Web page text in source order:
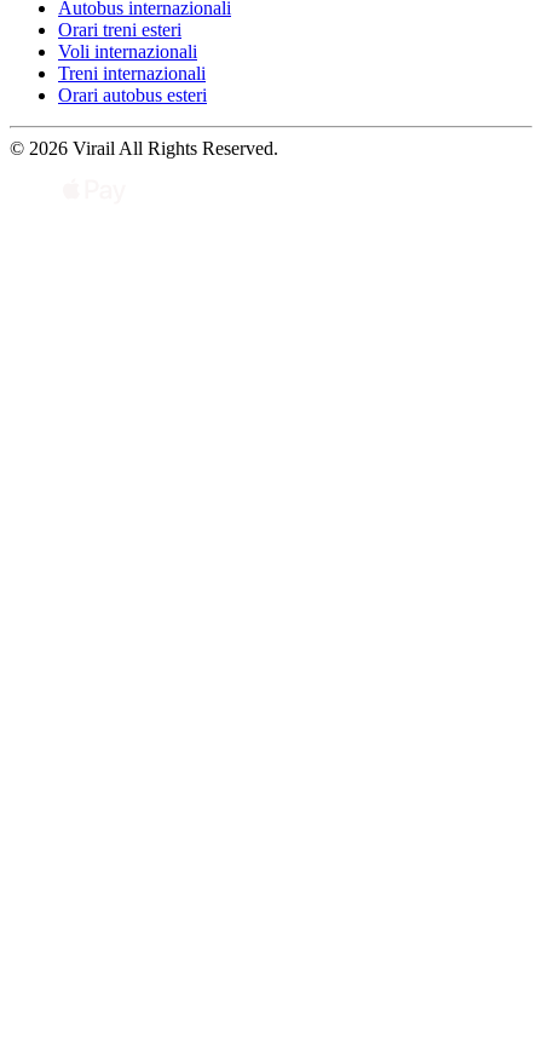
Autobus internazionali
Orari treni esteri
Voli internazionali
Treni internazionali
Orari autobus esteri
© 2026 Virail All Rights Reserved.